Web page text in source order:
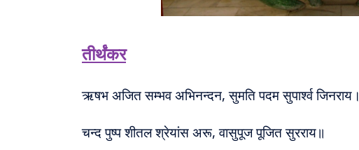
तीर्थंकर
ऋषभ अजित सम्भव अभिनन्दन, सुमति पदम सुपार्श्व जिनराय।
चन्द पुष्प शीतल श्रेयांस अरू, वासुपूज पूजित सुरराय॥